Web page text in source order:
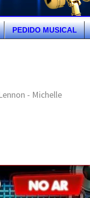
PEDIDO MUSICAL